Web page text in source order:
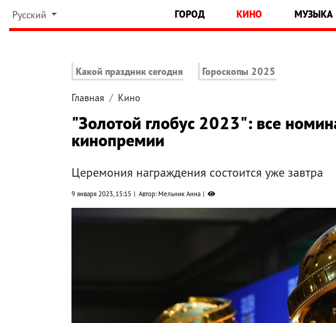
Русский ГОРОД КИНО МУЗЫКА
Какой праздник сегодня Гороскопы 2025
Главная Кино
"Золотой глобус 2023": все
кинопремии
Церемония награждения состоится уже завтра
9 января 2023, 15:15 Автор: Мельник Анна